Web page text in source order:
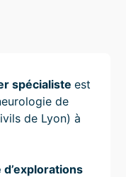
spécialisteest
de
de Lyon) à
d’explorations